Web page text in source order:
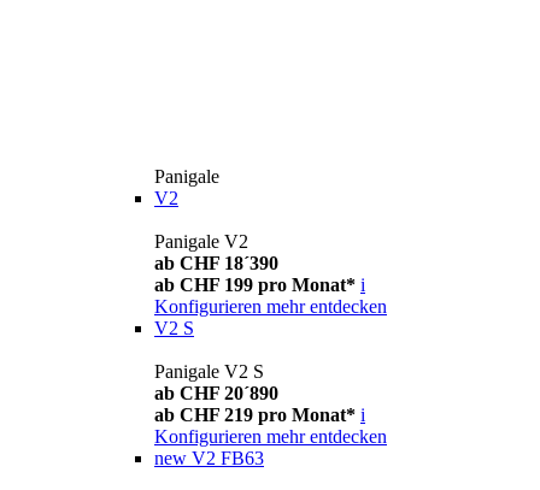
Panigale
V2
Panigale V2
ab CHF 18´390
ab CHF 199 pro Monat* i
Konfigurieren mehr entdecken
V2 S
Panigale V2 S
ab CHF 20´890
ab CHF 219 pro Monat* i
Konfigurieren mehr entdecken
new V2 FB63